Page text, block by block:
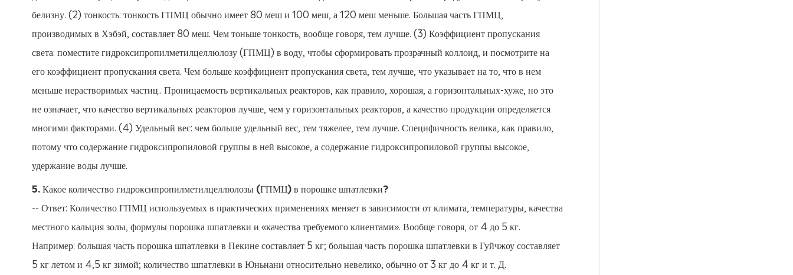
белизну. (2) тонкость: тонкость ГПМЦ обычно имеет 80 меш и 100 меш, а 120 меш меньше. Большая часть ГПМЦ,
производимых в Хэбэй, составляет 80 меш. Чем тоньше тонкость, вообще говоря, тем лучше. (3) Коэффициент пропускания
света: поместите гидроксипропилметилцеллюлозу (ГПМЦ) в воду, чтобы сформировать прозрачный коллоид, и посмотрите на
его коэффициент пропускания света. Чем больше коэффициент пропускания света, тем лучше, что указывает на то, что в нем
меньше нерастворимых частиц.. Проницаемость вертикальных реакторов, как правило, хорошая, а горизонтальных-хуже, но это
не означает, что качество вертикальных реакторов лучше, чем у горизонтальных реакторов, а качество продукции определяется
многими факторами. (4) Удельный вес: чем больше удельный вес, тем тяжелее, тем лучше. Специфичность велика, как правило,
потому что содержание гидроксипропиловой группы в ней высокое, а содержание гидроксипропиловой группы высокое,
удержание воды лучше.
5. Какое количество гидроксипропилметилцеллюлозы (ГПМЦ) в порошке шпатлевки?
-- Ответ: Количество ГПМЦ используемых в практических применениях меняет в зависимости от климата, температуры, качества
местного кальция золы, формулы порошка шпатлевки и «качества требуемого клиентами». Вообще говоря, от 4 до 5 кг.
Например: большая часть порошка шпатлевки в Пекине составляет 5 кг; большая часть порошка шпатлевки в Гуйчжоу составляет
5 кг летом и 4,5 кг зимой; количество шпатлевки в Юньнани относительно невелико, обычно от 3 кг до 4 кг и т. Д.